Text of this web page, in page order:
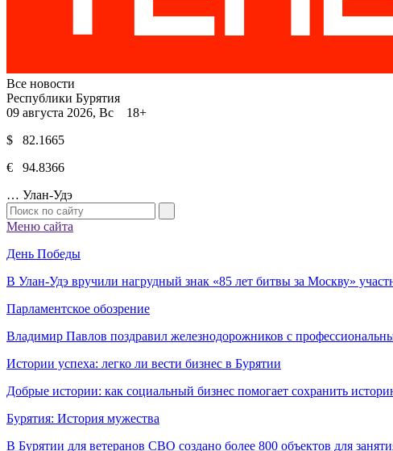
Все новости
Республики Бурятия
09 августа 2026, Вс 18+
$ 82.1665
€ 94.8366
… Улан-Удэ
Меню сайта
День Победы
В Улан-Удэ вручили нагрудный знак «85 лет битвы за Москву»
Парламентское обозрение
Владимир Павлов поздравил железнодорожников с
Истории успеха: легко ли вести бизнес в Бурятии
Добрые истории: как социальный бизнес помогает сохранить
Бурятия: История мужества
В Бурятии для ветеранов СВО создано более 800 объектов для